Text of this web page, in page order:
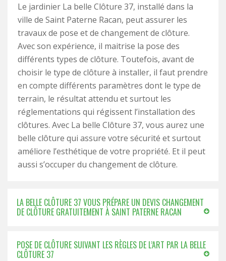
Le jardinier La belle Clôture 37, installé dans la
ville de Saint Paterne Racan, peut assurer les
travaux de pose et de changement de clôture.
Avec son expérience, il maitrise la pose des
différents types de clôture. Toutefois, avant de
choisir le type de clôture à installer, il faut prendre
en compte différents paramètres dont le type de
terrain, le résultat attendu et surtout les
réglementations qui régissent l’installation des
clôtures. Avec La belle Clôture 37, vous aurez une
belle clôture qui assure votre sécurité et surtout
améliore l’esthétique de votre propriété. Et il peut
aussi s’occuper du changement de clôture.
LA BELLE CLÔTURE 37 VOUS PRÉPARE UN DEVIS CHANGEMENT
DE CLÔTURE GRATUITEMENT À SAINT PATERNE RACAN
POSE DE CLÔTURE SUIVANT LES RÈGLES DE L’ART PAR LA BELLE
CLÔTURE 37